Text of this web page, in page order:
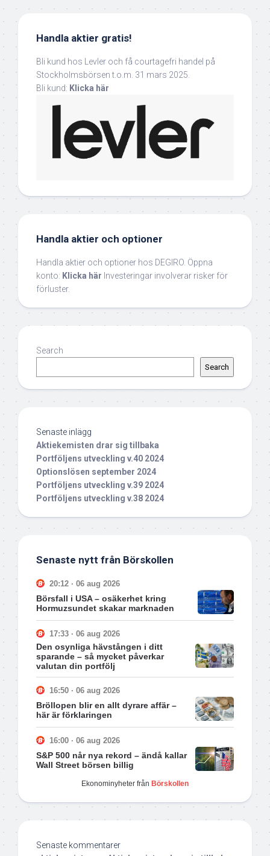
Handla aktier gratis!
Bli kund hos Levler och få courtagefri handel på
Stockholmsbörsen t.o.m. 31 mars 2025.
Bli kund: Klicka här
Handla aktier och optioner
Handla aktier och optioner hos DEGIRO. Öppna
konto: Klicka här Investeringar involverar risker för
förluster.
Search
Search
Senaste inlägg
Aktiekemisten drar sig tillbaka
Portföljens utveckling v.40 2024
Optionslösen september 2024
Portföljens utveckling v.39 2024
Portföljens utveckling v.38 2024
Senaste nytt från Börskollen
20:12 · 06 aug 2026
Börsfall i USA – osäkerhet kring
Hormuzsundet skakar marknaden
17:33 · 06 aug 2026
Den osynliga hävstången i ditt
sparande – så mycket påverkar
valutan din portfölj
16:50 · 06 aug 2026
Bröllopen blir en allt dyrare affär –
här är förklaringen
16:00 · 06 aug 2026
S&P 500 når nya rekord – ändå kallar
Wall Street börsen billig
Ekonominyheter från Börskollen
Senaste kommentarer